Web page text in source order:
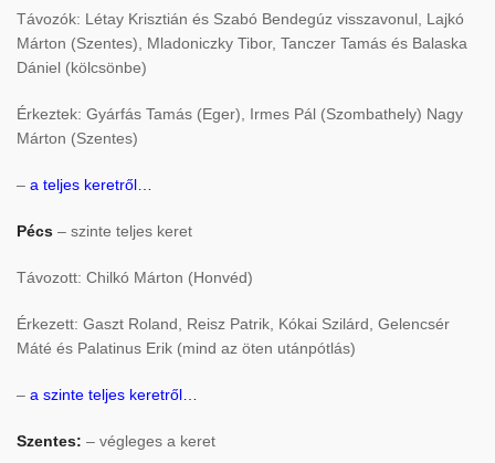
Távozók: Létay Krisztián és Szabó Bendegúz visszavonul, Lajkó
Márton (Szentes), Mladoniczky Tibor, Tanczer Tamás és Balaska
Dániel (kölcsönbe)
Érkeztek: Gyárfás Tamás (Eger), Irmes Pál (Szombathely) Nagy
Márton (Szentes)
– a teljes keretről…
Pécs – szinte teljes keret
Távozott: Chilkó Márton (Honvéd)
Érkezett: Gaszt Roland, Reisz Patrik, Kókai Szilárd, Gelencsér
Máté és Palatinus Erik (mind az öten utánpótlás)
– a szinte teljes keretről…
Szentes: – végleges a keret